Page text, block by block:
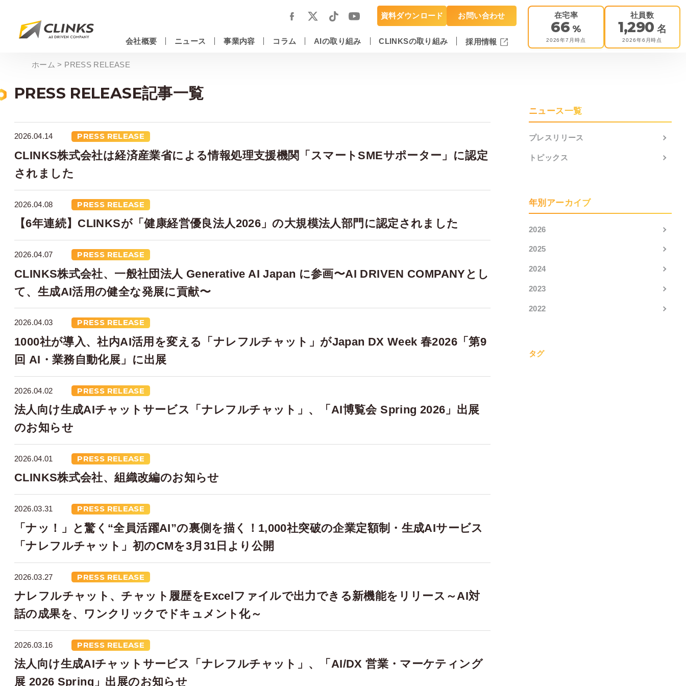
資料ダウンロード お問い合わせ
会社概要 ニュース 事業内容 コラム AIの取り組み CLINKSの取り組み 採用情報
在宅率
66 %
2026年7月時点
社員数
1,290 名
2026年6月時点
ホーム > PRESS RELEASE
PRESS RELEASE記事一覧
2026.04.14 PRESS RELEASE
CLINKS株式会社は経済産業省による情報処理支援機関「スマートSMEサポーター」に認定
されました
2026.04.08 PRESS RELEASE
【6年連続】CLINKSが「健康経営優良法人2026」の大規模法人部門に認定されました
2026.04.07 PRESS RELEASE
CLINKS株式会社、一般社団法人 Generative AI Japan に参画〜AI DRIVEN COMPANYとし
て、生成AI活用の健全な発展に貢献〜
2026.04.03 PRESS RELEASE
1000社が導入、社内AI活用を変える「ナレフルチャット」がJapan DX Week 春2026「第9
回 AI・業務自動化展」に出展
2026.04.02 PRESS RELEASE
法人向け生成AIチャットサービス「ナレフルチャット」、「AI博覧会 Spring 2026」出展
のお知らせ
2026.04.01 PRESS RELEASE
CLINKS株式会社、組織改編のお知らせ
2026.03.31 PRESS RELEASE
「ナッ！」と驚く“全員活躍AI”の裏側を描く！1,000社突破の企業定額制・生成AIサービス
「ナレフルチャット」初のCMを3月31日より公開
2026.03.27 PRESS RELEASE
ナレフルチャット、チャット履歴をExcelファイルで出力できる新機能をリリース～AI対
話の成果を、ワンクリックでドキュメント化～
2026.03.16 PRESS RELEASE
法人向け生成AIチャットサービス「ナレフルチャット」、「AI/DX 営業・マーケティング
展 2026 Spring」出展のお知らせ
ニュース一覧
プレスリリース
トピックス
年別アーカイブ
2026
2025
2024
2023
2022
タグ